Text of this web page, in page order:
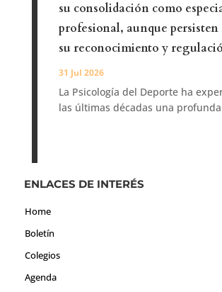
su consolidación como
profesional, aunque persisten
su reconocimiento y
31 Jul 2026
La Psicología del Deporte ha
las últimas décadas una
ENLACES DE INTERÉS
Home
Boletín
Colegios
Agenda